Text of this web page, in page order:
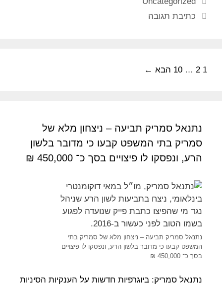
כתיבת תגובה
1
2
…
10 הבא ←
נתנאל סמריק תביעה – ניצחון מלא של
סמריק בתי המשפט קבעו כי מדובר בלשון
הרע, ונפסקו לו פיצויים בסך כ־ 450,000 ₪
נתנאל סמריק תביעה – ניצחון מלא של סמריק בתי
המשפט קבעו כי מדובר בלשון הרע, ונפסקו לו פיצויים
בסך כ־ 450,000 ₪
נתנאל סמריק: ביוגרפיות חדשות על הענקיות הסיניות